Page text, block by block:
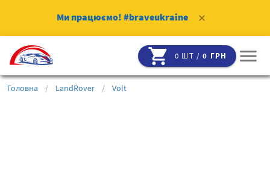
Ми працюємо! #braveukraine clear
shopping_cart 0 ШТ /0 ГРН menu
Головна / LandRover / Volt